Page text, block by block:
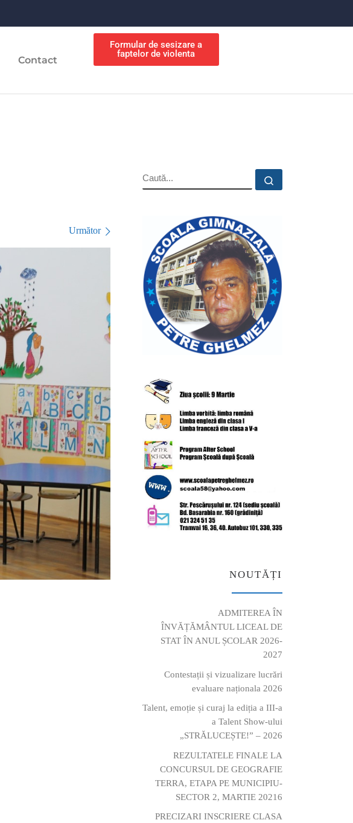
Contact
Formular de sesizare a
faptelor de violenta
Următor
NOUTĂȚI
ADMITEREA ÎN
ÎNVĂȚĂMÂNTUL LICEAL DE
STAT ÎN ANUL ȘCOLAR 2026-
2027
Contestații și vizualizare lucrări
evaluare naționala 2026
Talent, emoție și curaj la ediția a III-a
a Talent Show-ului
„STRĂLUCEȘTE!” – 2026
REZULTATELE FINALE LA
CONCURSUL DE GEOGRAFIE
TERRA, ETAPA PE MUNICIPIU-
SECTOR 2, MARTIE 20216
PRECIZARI INSCRIERE CLASA